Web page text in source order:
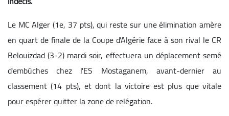
Le MC Alger (1e, 37 pts), qui reste sur une élimination amère
en quart de finale de la Coupe d'Algérie face à son rival le CR
Belouizdad (3-2) mardi soir, effectuera un déplacement semé
d'embûches chez l'ES Mostaganem, avant-dernier au
classement (14 pts), et dont la victoire est plus que vitale
pour espérer quitter la zone de relégation.